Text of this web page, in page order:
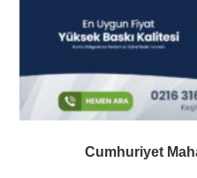
Cumhuriyet